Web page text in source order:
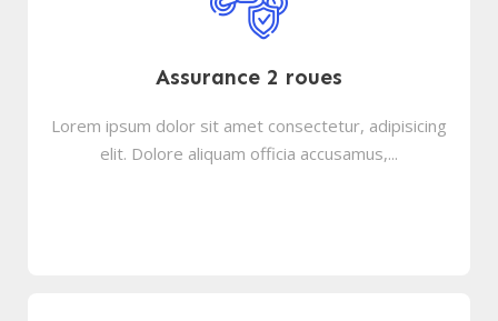
Assurance 2 roues
Lorem ipsum dolor sit amet consectetur, adipisicing
elit. Dolore aliquam officia accusamus,...